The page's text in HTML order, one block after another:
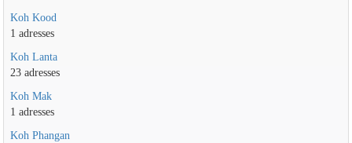
Koh Kood
1 adresses
Koh Lanta
23 adresses
Koh Mak
1 adresses
Koh Phangan